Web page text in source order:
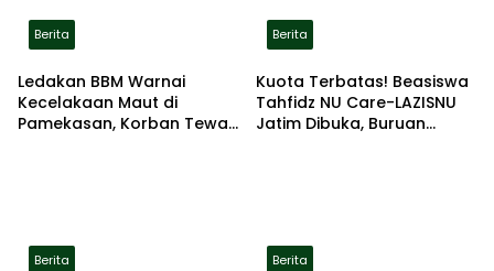
Berita
Ledakan BBM Warnai
Kecelakaan Maut di
Pamekasan, Korban Tewas
Berita
Kuota Terbatas! Beasiswa
Tahfidz NU Care-LAZISNU
Jatim Dibuka, Buruan
Berita Berita